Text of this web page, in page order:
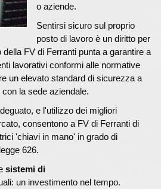
o aziende.
Sentirsi sicuro sul proprio
posto di lavoro è un diritto per
FV di Ferranti punta a garantire a
lavorativi conformi alle normative
un elevato standard di sicurezza a
la sede aziendale.
e l'utilizzo dei migliori
consentono a FV di Ferranti di
'chiavi in mano' in grado di
626.
sistemi di
un investimento nel tempo.